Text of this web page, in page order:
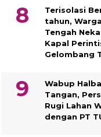
Terisolasi
tahun,
Tengah
Kapal
Gelombang
Wabup
Tangan,
Rugi Lahan
dengan PT